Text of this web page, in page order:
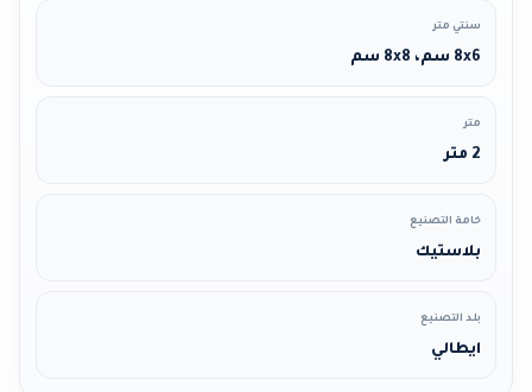
سنتي متر
8x6 سم، 8x8 سم
متر
2 متر
خامة التصنيع
بلاستيك
بلد التصنيع
ايطالي